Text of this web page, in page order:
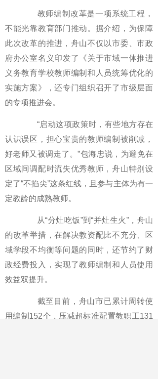
教师编制改革是一项系统工程，
不能光靠教育部门推动。据介绍，为保障
此次改革的推进，舟山不仅以市委、市政
府办公室名义印发了《关于市域一体推进
义务教育学校教师编制和人员统筹优化的
实施方案》，还专门组织召开了市级层面
的专项推进会。
“启动这项政策时，有些地方存在
认识误区，担心宝贵的教师编制被削减，
好老师又被调走了。”包海忠说，为避免在
区域间调配时流失优秀教师，舟山特别设
定了“不掐尖”这条红线，且参与主体为有一
定教龄的成熟教师。
从“分灶吃饭”到“并灶生火”，舟山
的改革举措，在解决教资配比不充分、区
域学段不均衡等问题的同时，还节约了财
政经费投入，实现了教师编制和人员使用
效益双提升。
截至目前，舟山市已累计周转使
用编制152个，压减超标准配置教职工131